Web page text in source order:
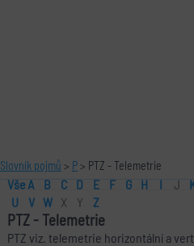
Slovník pojmů > P > PTZ - Telemetrie
Vše A B C D E F G H I J
U
V W X Y Z
PTZ- Telemetrie
PTZ viz. telemetrie horizontální a